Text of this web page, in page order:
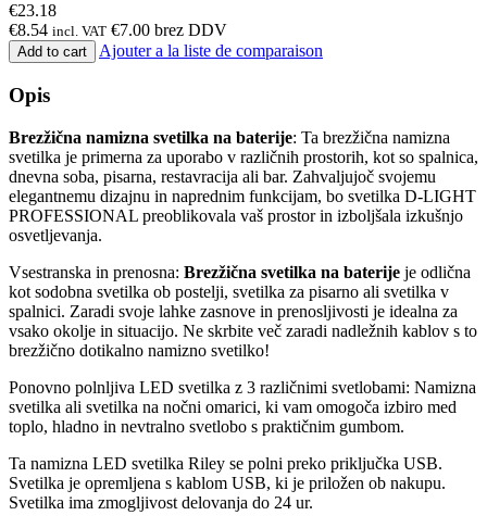
€23.18
€8.54 incl. VAT €7.00 brez DDV
Add to cart Ajouter a la liste de comparaison
Opis
Brezžična namizna svetilka na baterije: Ta brezžična namizna
svetilka je primerna za uporabo v različnih prostorih, kot so spalnica,
dnevna soba, pisarna, restavracija ali bar. Zahvaljujoč svojemu
elegantnemu dizajnu in naprednim funkcijam, bo svetilka D-LIGHT
PROFESSIONAL preoblikovala vaš prostor in izboljšala izkušnjo
osvetljevanja.
Vsestranska in prenosna: Brezžična svetilka na baterije je odlična
kot sodobna svetilka ob postelji, svetilka za pisarno ali svetilka v
spalnici. Zaradi svoje lahke zasnove in prenosljivosti je idealna za
vsako okolje in situacijo. Ne skrbite več zaradi nadležnih kablov s to
brezžično dotikalno namizno svetilko!
Ponovno polnljiva LED svetilka z 3 različnimi svetlobami: Namizna
svetilka ali svetilka na nočni omarici, ki vam omogoča izbiro med
toplo, hladno in nevtralno svetlobo s praktičnim gumbom.
Ta namizna LED svetilka Riley se polni preko priključka USB.
Svetilka je opremljena s kablom USB, ki je priložen ob nakupu.
Svetilka ima zmogljivost delovanja do 24 ur.